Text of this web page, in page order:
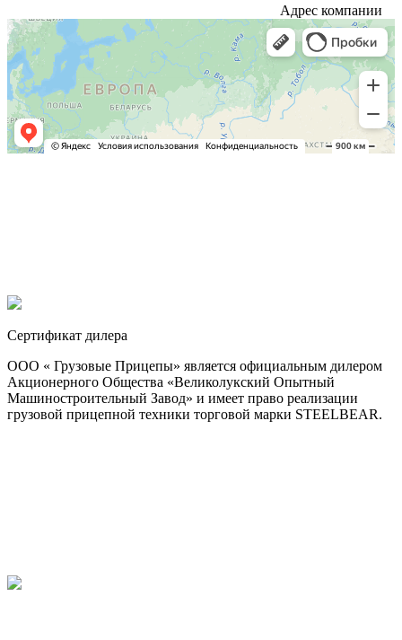
Адрес компании
Сертификат дилера
ООО « Грузовые Прицепы» является официальным дилером
Акционерного Общества «Великолукский Опытный
Машиностроительный Завод» и имеет право реализации
грузовой прицепной техники торговой марки STEELBEAR.